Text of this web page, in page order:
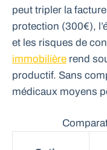
peut tripler la
protection (300€),
et les risques de
immobilière rend
productif. Sans
médicaux moyens